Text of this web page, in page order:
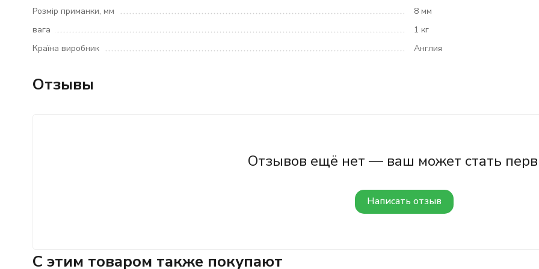
Розмір приманки, мм
8 мм
вага
1 кг
Країна виробник
Англия
Отзывы
Отзывов ещё нет — ваш может стать
Написать отзыв
C этим товаром также покупают